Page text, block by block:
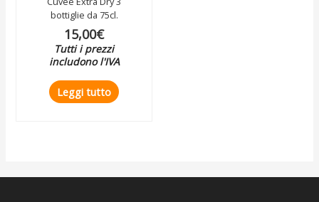
bottiglie da 75cl.
15,00€
Tutti i prezzi
includono l'IVA
Leggi tutto